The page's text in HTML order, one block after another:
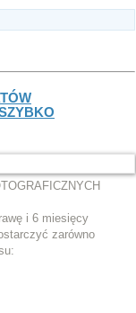
i 6 miesięcy
zarówno